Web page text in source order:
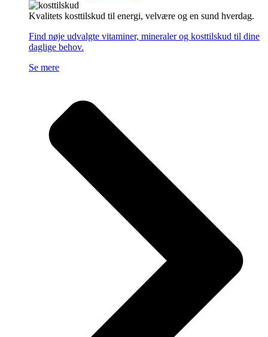
Kvalitets kosttilskud til energi, velvære og en sund hverdag.
Find nøje udvalgte vitaminer, mineraler og kosttilskud til dine
daglige behov.
Se mere